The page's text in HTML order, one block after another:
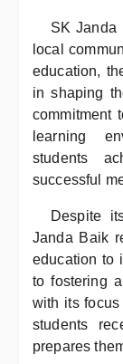
SK Janda
local
education,
in shaping
commitment
learning
students
successful
Despite
Janda Baik
education to
to fostering
with its
students
prepares